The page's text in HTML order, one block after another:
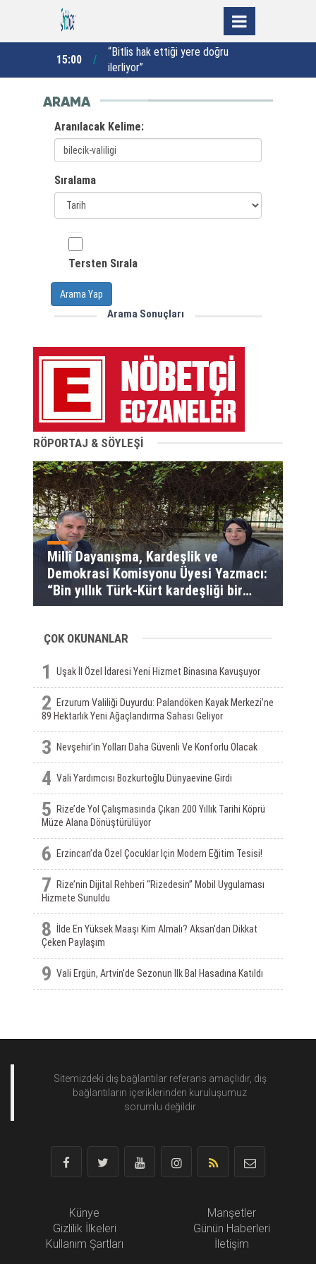
15:00
“Bitlis hak ettiği yere doğru
ilerliyor”
ARAMA
Aranılacak Kelime:
Sıralama
Tersten Sırala
Arama Yap
Arama Sonuçları
RÖPORTAJ & SÖYLEŞİ
Millî Dayanışma, Kardeşlik ve
Demokrasi Komisyonu Üyesi Yazmacı:
“Bin yıllık Türk-Kürt kardeşliği bir
slogan değil, bu toprakların
ÇOK OKUNANLAR
1 Uşak İl Özel İdaresi Yeni Hizmet Binasına Kavuşuyor
2
Erzurum Valiliği Duyurdu: Palandöken Kayak Merkezi'ne
89 Hektarlık Yeni Ağaçlandırma Sahası Geliyor
3 Nevşehir’in Yolları Daha Güvenli Ve Konforlu Olacak
4 Vali Yardımcısı Bozkurtoğlu Dünyaevine Girdi
5
Rize’de Yol Çalışmasında Çıkan 200 Yıllık Tarihi Köprü
Müze Alana Dönüştürülüyor
6 Erzincan’da Özel Çocuklar Için Modern Eğitim Tesisi!
7
Rize’nin Dijital Rehberi “Rizedesin” Mobil Uygulaması
Hizmete Sunuldu
8
İlde En Yüksek Maaşı Kim Almalı? Aksan'dan Dikkat
Çeken Paylaşım
9 Vali Ergün, Artvin’de Sezonun Ilk Bal Hasadına Katıldı
Sitemizdeki dış bağlantılar referans amaçlıdır, dış
bağlantıların içeriklerinden kuruluşumuz
sorumlu değildir
Künye
Gizlilik İlkeleri
Kullanım Şartları
Manşetler
Günün Haberleri
İletişim